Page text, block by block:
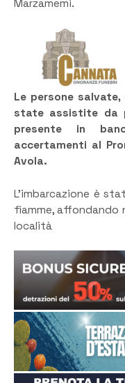
Marzamemi.
Le persone
state assistite da
presente in
accertamenti al
Avola.
L’imbarcazione è
fiamme, affondando
località